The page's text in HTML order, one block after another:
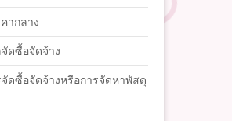
ากลาง
ดซื้อจัดจ้าง
ดซื้อจัดจ้างหรือการจัดหาพัสดุ